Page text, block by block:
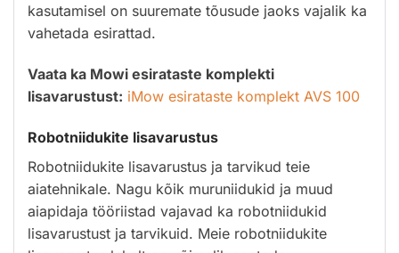
kasutamisel on suuremate tõusude jaoks vajalik ka
vahetada esirattad.
Vaata ka Mowi esirataste komplekti
lisavarustust: iMow esirataste komplekt AVS 100
Robotniidukite lisavarustus
Robotniidukite lisavarustus ja tarvikud teie
aiatehnikale. Nagu kõik muruniidukid ja muud
aiapidaja tööriistad vajavad ka robotniidukid
lisavarustust ja tarvikuid. Meie robotniidukite